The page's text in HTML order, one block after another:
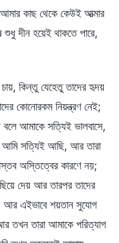
কাছ থেকে কেউই আত্মার
দীন হয়েই থাকতে পারে,
কিন্তু যেহেতু তাদের হৃদয়
কোনোরকম নিয়ন্ত্রণ নেই;
বলে আমাকে সত্যিই ভালবাসে,
আমি সত্যিই আছি, আর তারা
অস্তিত্বের কারণে নয়;
দেয় আর তারপর তাদের
আর এইভাবে শয়তান সুযোগ
তখন তারা আমাকে পরিত্যাগ